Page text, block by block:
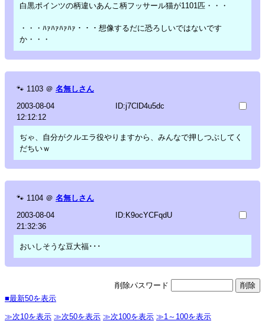
白黒ポインツの柄違いあんこ柄フッサール猫が1101匹・・・
・・・ﾊｧﾊｧﾊｧﾊｧ・・・想像するだに恐ろしいではないです
か・・・
🐾 1103 ＠ 名無しさん
2003-08-04
12:12:12
ID:j7ClD4u5dc
ぢゃ、自分がクルエラ役やりますから、みんなで押しつぶしてく
だちいｗ
🐾 1104 ＠ 名無しさん
2003-08-04
21:32:36
ID:K9ocYCFqdU
おいしそうな豆大福･･･
削除パスワード
■最新50を表示
≫次10を表示 ≫次50を表示 ≫次100を表示 ≫1～100を表示